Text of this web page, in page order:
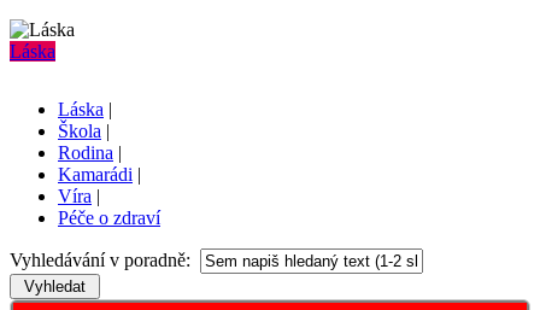
Láska
Láska |
Škola |
Rodina |
Kamarádi |
Víra |
Péče o zdraví
Vyhledávání v poradně: